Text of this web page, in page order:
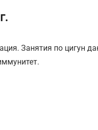
Занятия по цигун